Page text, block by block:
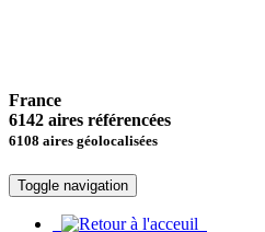
France
6142 aires référencées
6108 aires géolocalisées
Toggle navigation